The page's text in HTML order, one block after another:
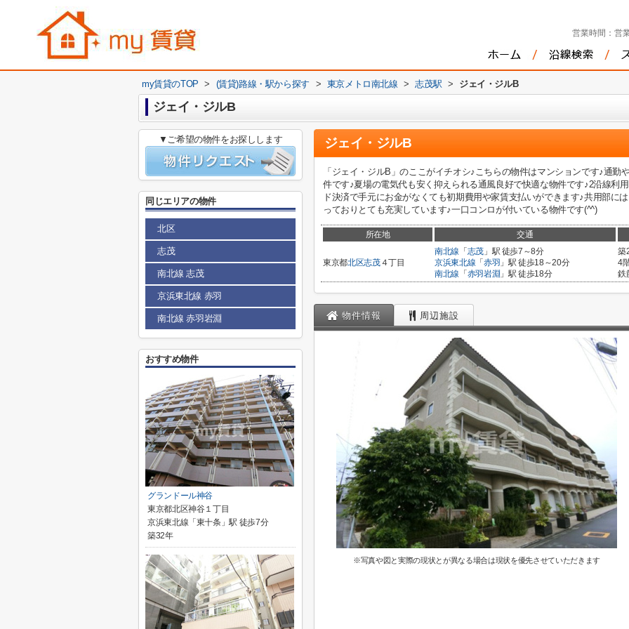
営業時間： 営
my賃貸のTOP > (賃貸)路線・駅から探す > 東京メトロ南北線 > 志茂駅 > ジェイ・ジルB
ジェイ・ジルB
ジェイ・ジルB
「ジェイ・ジルB」のここがイチオシ♪こちらの物件はマンションです♪通勤
件です♪夏場の電気代も安く抑えられる通風良好で快適な物件です♪2沿線利
ド決済で手元にお金がなくても初期費用や家賃支払いができます♪共用部に
っておりとても充実しています♪一口コンロが付いている物件です(^^)
所在地 交通
東京都北区志茂４丁目
南北線 「 志茂」駅 徒歩7～8分
京浜東北線 「 赤羽 」駅 徒歩18～20分
南北線 「 赤羽岩淵 」駅 徒歩18分
築
4
鉄
物件情報 周辺施設
※写真や図と実際の現状とが異なる場合は現状を優先させていただきます
▼ご希望の物件をお探しします
同じエリアの物件
北区
志茂
南北線 志茂
京浜東北線 赤羽
南北線 赤羽岩淵
おすすめ物件
グランドール神谷
東京都北区神谷１丁目
京浜東北線「東十条」駅 徒歩7分
築32年